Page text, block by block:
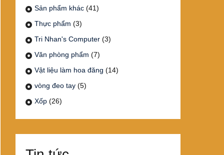
Sản phẩm khác (41)
Thực phẩm (3)
Tri Nhan's Computer (3)
Văn phòng phẩm (7)
Vật liệu làm hoa đăng (14)
vòng đeo tay (5)
Xốp (26)